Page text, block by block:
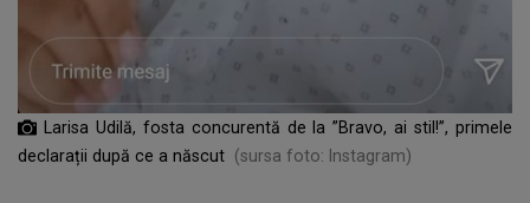
Larisa Udilă, fosta concurentă de la ”Bravo, ai stil!”, primele
declarații după ce a născut (sursa foto: Instagram)